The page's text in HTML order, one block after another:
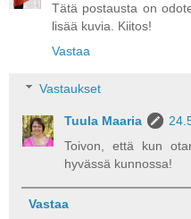
Tätä postausta on
lisää kuvia. Kiitos!
Vastaa
Vastaukset
Tuula Maaria
Toivon, että kun
hyvässä kunnossa!
Vastaa